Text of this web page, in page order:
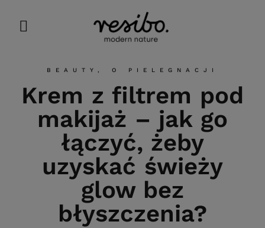
BEAUTY , O PIELEGNACJI
Krem z filtrem pod
makijaż – jak go
łączyć, żeby
uzyskać świeży
glow bez
błyszczenia?